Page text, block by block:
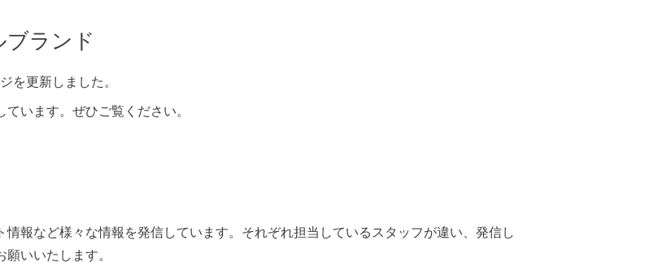
ランド
を更新しました。
います。ぜひご覧ください。
報など様々な情報を発信しています。それぞれ担当しているスタッフが違い、発信し
いいたします。